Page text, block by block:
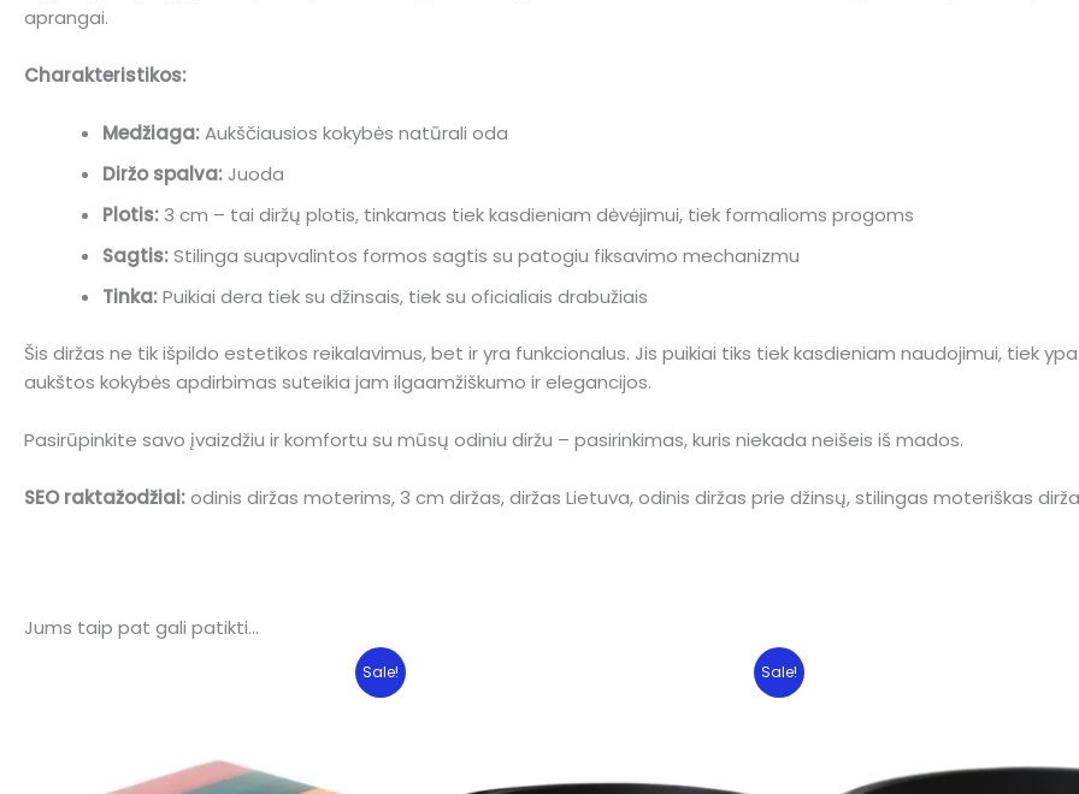
aprangai.
Charakteristikos:
Medžiaga:Aukščiausios kokybės natūrali oda
Diržo spalva: Juoda
Plotis: 3 cm – tai diržų plotis, tinkamas tiek kasdieniam dėvėjimui, tiek formalioms progoms
Sagtis:Stilinga suapvalintos formos sagtis su patogiu fiksavimo mechanizmu
Tinka:Puikiai dera tiek su džinsais, tiek su oficialiais drabužiais
Šis diržas ne tik išpildo estetikos reikalavimus, bet ir yra funkcionalus. Jis puikiai tiks tiek kasdieniam naudojimui, tiek
aukštos kokybės apdirbimas suteikia jam ilgaamžiškumo ir elegancijos.
Pasirūpinkite savo įvaizdžiu ir komfortu su mūsų odiniu diržu – pasirinkimas, kuris niekada neišeis iš mados.
SEO raktažodžiai:odinis diržas moterims, 3 cm diržas, diržas Lietuva, odinis diržas prie džinsų, stilingas moteriškas
Jums taip pat gali patikti…
Sale! Sale!